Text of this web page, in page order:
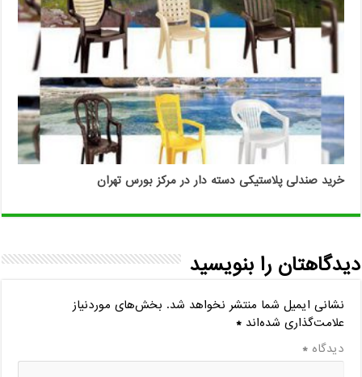
خرید صندلی پلاستیکی دسته دار در مرکز بورس تهران
دیدگاهتان را بنویسید
نشانی ایمیل شما منتشر نخواهد شد. بخش‌های موردنیاز
علامت‌گذاری شده‌اند*
دیدگاه*